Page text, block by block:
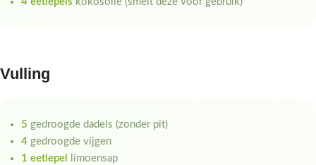
Vulling
5 gedroogde dadels (zonder pit)
4 gedroogde vijgen
1 eetlepel
limoensap